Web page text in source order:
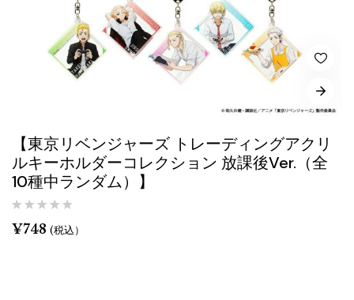
【東京リベンジャーズ トレーディングアクリ
ルキーホルダーコレクション 放課後Ver.（全
10種中ランダム）】
¥748 (税込）